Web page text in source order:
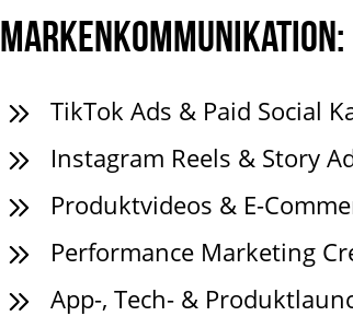
Markenkommunikation:
TikTok Ads & Paid Social
Instagram Reels & Story
Produktvideos & E-
Performance Marketing
App-, Tech- &